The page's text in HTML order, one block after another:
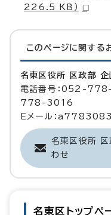
226.5 KB）
このページに関する
名東区役所 区政部 企
電話番号：052-
778-3016
Eメール：
名東区役所
わせ
名東区トップペ